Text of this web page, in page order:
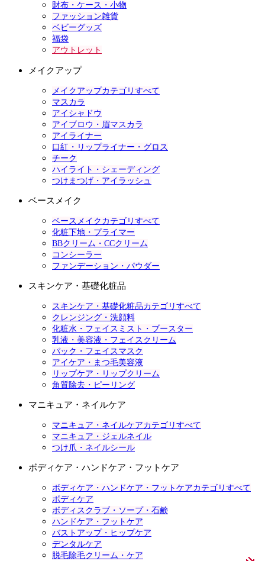
財布・ケース・小物
ファッション雑貨
ベビーグッズ
福袋
アウトレット
メイクアップ
メイクアップカテゴリすべて
マスカラ
アイシャドウ
アイブロウ・眉マスカラ
アイライナー
口紅・リップライナー・グロス
チーク
ハイライト・シェーディング
つけまつげ・アイラッシュ
ベースメイク
ベースメイクカテゴリすべて
化粧下地・プライマー
BBクリーム・CCクリーム
コンシーラー
ファンデーション・パウダー
スキンケア・基礎化粧品
スキンケア・基礎化粧品カテゴリすべて
クレンジング・洗顔料
化粧水・フェイスミスト・ブースター
乳液・美容液・フェイスクリーム
パック・フェイスマスク
アイケア・まつ毛美容液
リップケア・リップクリーム
角質除去・ピーリング
マニキュア・ネイルケア
マニキュア・ネイルケアカテゴリすべて
マニキュア・ジェルネイル
つけ爪・ネイルシール
ボディケア・ハンドケア・フットケア
ボディケア・ハンドケア・フットケアカテゴリすべて
ボディケア
ボディスクラブ・ソープ・石鹸
ハンドケア・フットケア
バストアップ・ヒップケア
デンタルケア
脱毛除毛クリーム・ケア